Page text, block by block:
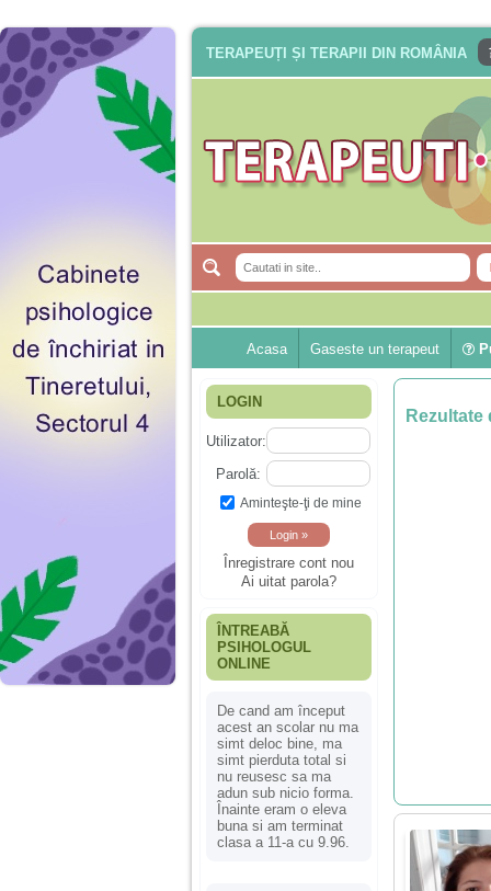
TERAPEUȚI ȘI TERAPII DIN ROMÂNIA
Acasa Gaseste un terapeut
LOGIN
Utilizator:
Parolă:
Aminteşte-ţi de mine
Înregistrare cont nou
Ai uitat parola?
ÎNTREABĂ
PSIHOLOGUL
ONLINE
De cand am început
acest an scolar nu ma
simt deloc bine, ma
simt pierduta total si
nu reusesc sa ma
adun sub nicio forma.
Înainte eram o eleva
buna si am terminat
clasa a 11-a cu 9.96.
Rezultate